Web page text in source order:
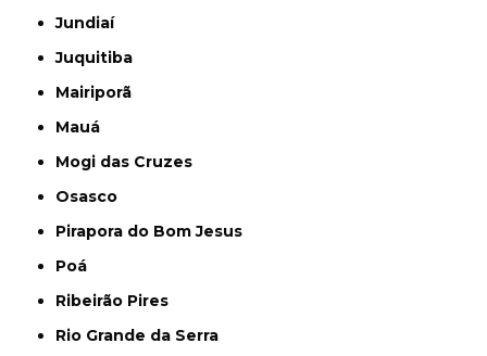
Jundiaí
Juquitiba
Mairiporã
Mauá
Mogi das Cruzes
Osasco
Pirapora do Bom Jesus
Poá
Ribeirão Pires
Rio Grande da Serra